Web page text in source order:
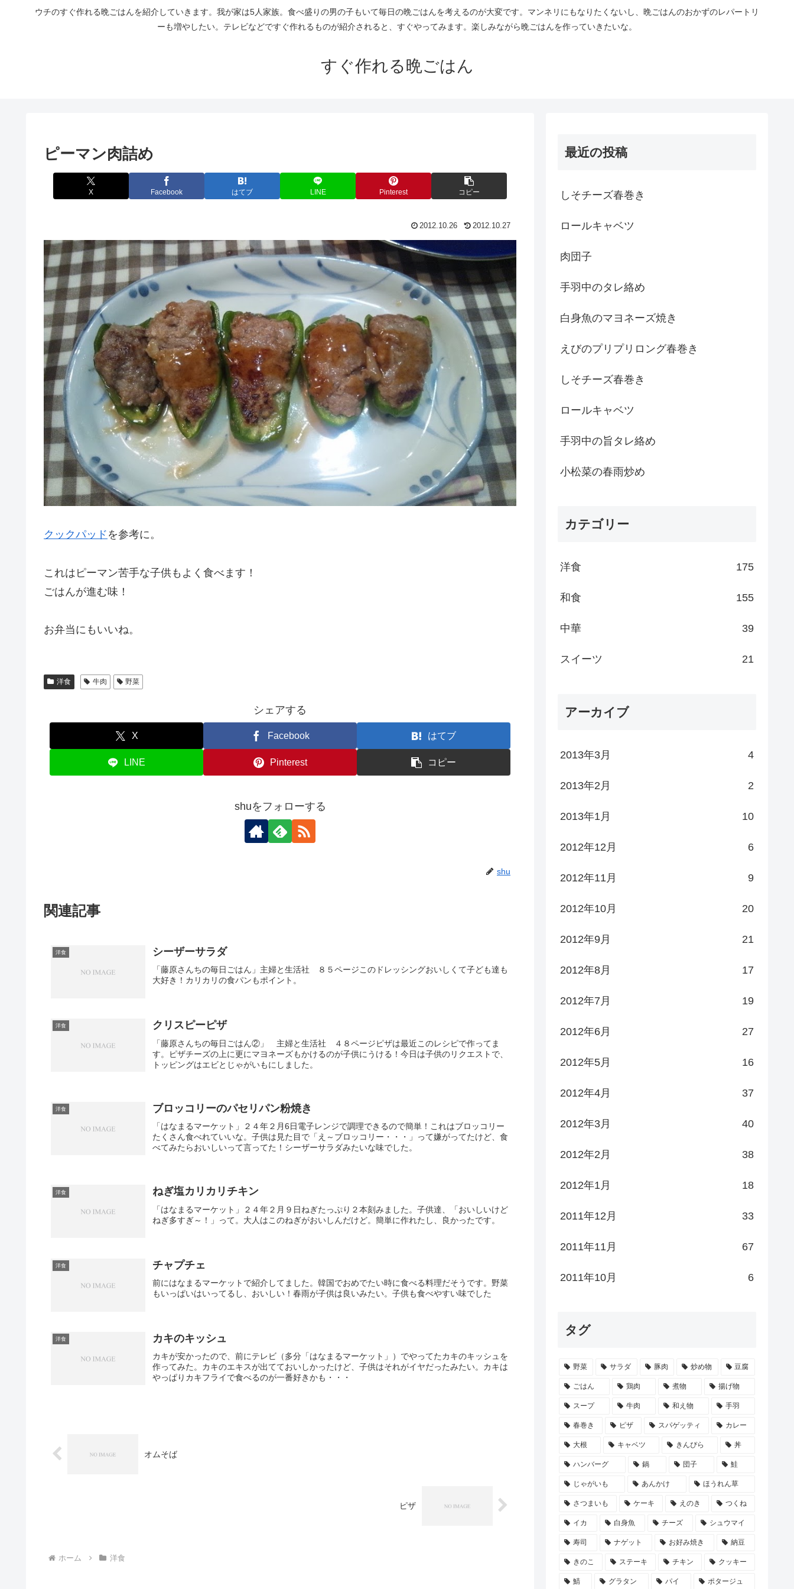
ウチのすぐ作れる晩ごはんを紹介していきます。我が家は5人家族。食べ盛りの男の子もいて毎日の晩ごはんを考えるのが大変です。マンネリにもなりたくないし、晩ごはんのおかずのレパートリ
ーも増やしたい。テレビなどですぐ作れるものが紹介されると、すぐやってみます。楽しみながら晩ごはんを作っていきたいな。
すぐ作れる晩ごはん
ピーマン肉詰め
X Facebook はてブ LINE Pinterest コピー
2012.10.26 2012.10.27
クックパッド を参考に。
これはピーマン苦手な子供もよく食べます！
ごはんが進む味！
お弁当にもいいね。
洋食 牛肉 野菜
シェアする
X Facebook はてブ
LINE Pinterest コピー
shuをフォローする
shu
関連記事
洋食 シーザーサラダ
「藤原さんちの毎日ごはん」主婦と生活社 ８５ページこのドレッシングおいしくて子ども達も
大好き！カリカリの食パンもポイント。
洋食 クリスピーピザ
「藤原さんちの毎日ごはん②」 主婦と生活社 ４８ページピザは最近このレシピで作ってま
す。ピザチーズの上に更にマヨネーズもかけるのが子供にうける！今日は子供のリクエストで、
トッピングはエビとじゃがいもにしました。
洋食 ブロッコリーのパセリパン粉焼き
「はなまるマーケット」２４年２月6日電子レンジで調理できるので簡単！これはブロッコリー
たくさん食べれていいな。子供は見た目で「え～ブロッコリー・・・」って嫌がってたけど、食
べてみたらおいしいって言ってた！シーザーサラダみたいな味でした。
洋食 ねぎ塩カリカリチキン
「はなまるマーケット」２４年２月９日ねぎたっぷり２本刻みました。子供達、「おいしいけど
ねぎ多すぎ～！」って。大人はこのねぎがおいしんだけど。簡単に作れたし、良かったです。
洋食 チャプチェ
前にはなまるマーケットで紹介してました。韓国でおめでたい時に食べる料理だそうです。野菜
もいっぱいはいってるし、おいしい！春雨が子供は良いみたい。子供も食べやすい味でした
洋食 カキのキッシュ
カキが安かったので、前にテレビ（多分「はなまるマーケット」）でやってたカキのキッシュを
作ってみた。カキのエキスが出てておいしかったけど、子供はそれがイヤだったみたい。カキは
やっぱりカキフライで食べるのが一番好きかも・・・
オムそば
ピザ
ホーム 洋食
最近の投稿
しそチーズ春巻き
ロールキャベツ
肉団子
手羽中のタレ絡め
白身魚のマヨネーズ焼き
えびのプリプリロング春巻き
しそチーズ春巻き
ロールキャベツ
手羽中の旨タレ絡め
小松菜の春雨炒め
カテゴリー
洋食 175
和食 155
中華 39
スイーツ 21
アーカイブ
2013年3月 4
2013年2月 2
2013年1月 10
2012年12月 6
2012年11月 9
2012年10月 20
2012年9月 21
2012年8月 17
2012年7月 19
2012年6月 27
2012年5月 16
2012年4月 37
2012年3月 40
2012年2月 38
2012年1月 18
2011年12月 33
2011年11月 67
2011年10月 6
タグ
野菜 サラダ 豚肉 炒め物 豆腐
ごはん 鶏肉 煮物 揚げ物
スープ 牛肉 和え物 手羽
春巻き ピザ スパゲッティ カレー
大根 キャベツ きんぴら 丼
ハンバーグ 鍋 団子 鮭
じゃがいも あんかけ ほうれん草
さつまいも ケーキ えのき つくね
イカ 白身魚 チーズ シュウマイ
寿司 ナゲット お好み焼き 納豆
きのこ ステーキ チキン クッキー
鯖 グラタン パイ ポタージュ